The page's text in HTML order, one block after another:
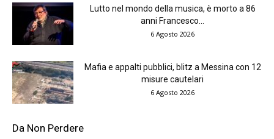
Lutto nel mondo della musica, è morto a 86
anni Francesco...
6 Agosto 2026
Mafia e appalti pubblici, blitz a Messina con 12
misure cautelari
6 Agosto 2026
Da Non Perdere